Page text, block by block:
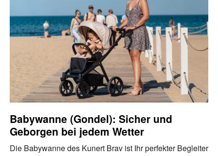
Babywanne (Gondel): Sicher und
Geborgen bei jedem Wetter
Die Babywanne des Kunert Brav ist Ihr perfekter Begleiter